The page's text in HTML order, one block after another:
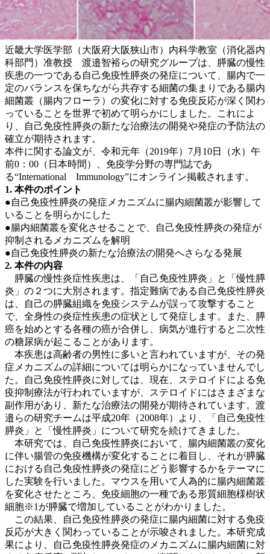
近畿大学医学部（大阪府大阪狭山市）内科学教室（消化器内
科部門）准教授 渡邉智裕らの研究グループは、膵臓の慢性
疾患の一つである自己免疫性膵炎の発症について、腸内で一
定のバランスを保ちながら共存する細菌の集まりである腸内
細菌叢（腸内フローラ）の変化に対する免疫反応が深く関わ
っていることを世界で初めて明らかにしました。これによ
り、自己免疫性膵炎の新たな治療法の開発や発症の予防法の
確立が期待されます。
本件に関する論文が、令和元年（2019年）7月10日（水）午
前0：00（日本時間）、免疫学分野の専門誌であ
る“International Immunology”にオンライン掲載されます。
1. 本件のポイント
●自己免疫性膵炎の発症メカニズムに腸内細菌叢が影響して
いることを明らかにした
●腸内細菌叢を変化させることで、自己免疫性膵炎の発症が
抑制されるメカニズムを解明
●自己免疫性膵炎の新たな治療法の開発へさらなる発展
2. 本件の内容
膵臓の慢性炎症性疾患は、「自己免疫性膵炎」と「慢性膵
炎」の２つに大別されます。指定難病である自己免疫性膵炎
は、自己の膵臓組織を免疫システムが誤って攻撃すること
で、全身性の炎症性疾患の症状として発症します。また、膵
癌を始めとする各種の癌が合併し、病気が進行すると二次性
の糖尿病が起こることがあります。
本疾患は高齢者の男性に多いと言われていますが、その発
症メカニズムの詳細については明らかになっていませんでし
た。自己免疫性膵炎に対しては、現在、ステロイドによる免
疫抑制療法が行われていますが、ステロイドにはさまざまな
副作用があり、新たな治療法の開発が期待されています。渡
邉らの研究チームは平成20年（2008年）より、「自己免疫性
膵炎」と「慢性膵炎」について研究を続けてきました。
本研究では、自己免疫性膵炎において、腸内細菌叢の変化
に伴い腸管の免疫機構が変化することに着目し、それが膵臓
における自己免疫性膵炎の発症にどう影響するかをテーマに
した実験を行いました。マウスを用いて人為的に腸内細菌叢
を変化させたところ、免疫細胞の一種である形質細胞様樹状
細胞※1が膵臓で増加していることがわかりました。
この結果、自己免疫性膵炎の発症に腸内細菌に対する免疫
反応が大きく関わっていることが示唆されました。本研究成
果により、自己免疫性膵炎発症のメカニズムに腸内細菌に対